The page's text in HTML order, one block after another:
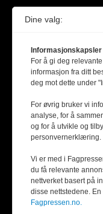
Dine valg:
For å gi deg
informasjon fra ditt
deg mot dette under
For øvrig bruker vi
analyse, for å
og for å utvikle og
personvernerklæring.
Vi er med i
du få relevante
nettverket basert på
disse nettstedene.
Fagpressen.no.